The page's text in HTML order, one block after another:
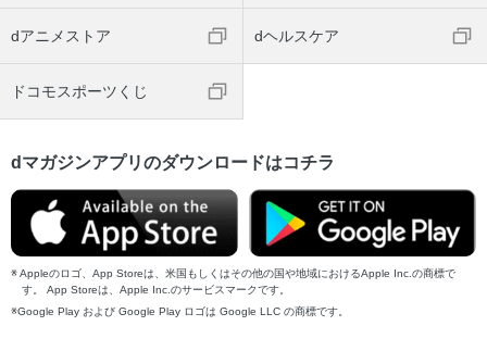
dアニメストア dヘルスケア
ドコモスポーツくじ
dマガジンアプリのダウンロードはコチラ
Appleのロゴ、App Storeは、米国もしくはその他の国や地域におけるApple Inc.の商標で
す。 App Storeは、Apple Inc.のサービスマークです。
Google Play および Google Play ロゴは Google LLC の商標です。